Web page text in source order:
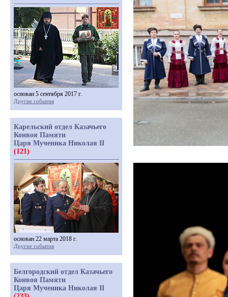
основан 5 сентября 2017 г.
Другие события
Карельский отдел Казачьего
Конвоя Памяти
Царя Мученика Николая II
(121)
основан 22 марта 2018 г.
Другие события
Белгородский отдел Казачьего
Конвоя Памяти
Царя Мученика Николая II